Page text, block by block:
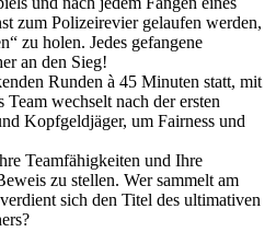
zum Polizeirevier gelaufen werden,
zu holen. Jedes gefangene
an den Sieg!
Runden à 45 Minuten statt, mit
Team wechselt nach der ersten
Kopfgeldjäger, um Fairness und
Teamfähigkeiten und Ihre
zu stellen. Wer sammelt am
sich den Titel des ultimativen